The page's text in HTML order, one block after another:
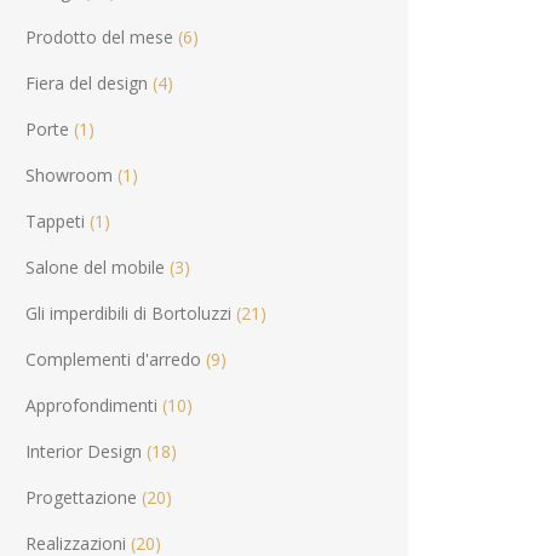
Prodotto del mese (6)
Fiera del design (4)
Porte (1)
Showroom (1)
Tappeti (1)
Salone del mobile (3)
Gli imperdibili di Bortoluzzi (21)
Complementi d'arredo (9)
Approfondimenti (10)
Interior Design (18)
Progettazione (20)
Realizzazioni (20)